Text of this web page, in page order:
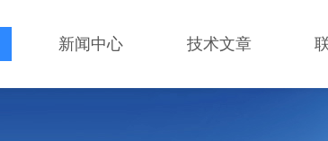
新闻中心 技术文章